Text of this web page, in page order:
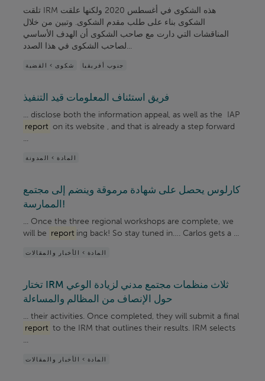
تلقت IRM هذه الشكوى في أغسطس 2020 ولكنها علقت
الشكوى بناء على طلب مقدم الشكوى. وتبين من خلال
المناقشات التي دارت مع صاحب الشكوى أن الهدف الأساسي
لصاحب الشكوى في هذا الصدد...
شكوى > القضية جنوب أفريقيا
فريق استئناف المعلومات قيد التنفيذ
... disclose both the information appeal, as well as the IAP
report on its website , and that is already a step forward
...
المادة > المدونة
كارلوس يحصل على شهادة مرموقة وينضم إلى مجتمع
الممارسة!
... Once the three regional workshops are complete, we
will be report ing back! So stay tuned in…. Carlos gets a ...
المادة > الأخبار والمقالات
تختار IRM ثلاث منظمات مجتمع مدني لزيادة الوعي
حول الإنصاف من المظالم والمساءلة
... their activities. Once completed, they will submit a final
report to the IRM that outlines their results. IRM selects
...
المادة > الأخبار والمقالات